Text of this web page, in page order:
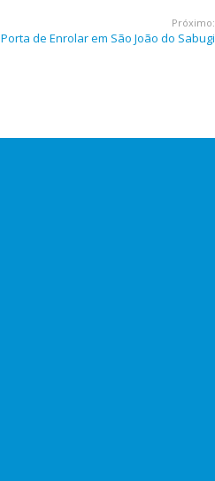
Próximo:
Porta de Enrolar em São João do Sabugi